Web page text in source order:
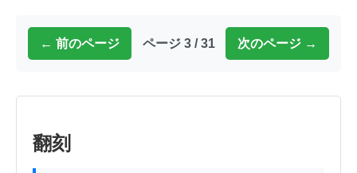
← 前のページ ページ 3 / 31 次のページ →
翻刻